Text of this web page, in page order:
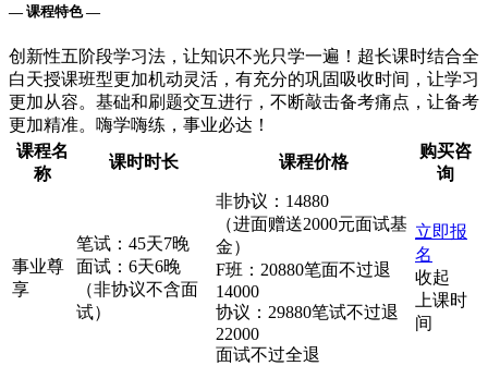
— 课程特色 —
创新性五阶段学习法，让知识不光只学一遍！超长课时结合全
白天授课班型更加机动灵活，有充分的巩固吸收时间，让学习
更加从容。基础和刷题交互进行，不断敲击备考痛点，让备考
更加精准。嗨学嗨练，事业必达！
课程名
称
课时时长 课程价格
购买咨
询
事业尊
享
笔试：45天7晚
面试：6天6晚
（非协议不含面
试）
非协议：14880
（进面赠送2000元面试基
金）
F班：20880笔面不过退
14000
协议：29880笔试不过退
22000
面试不过全退
立即报
名
收起
上课时
间